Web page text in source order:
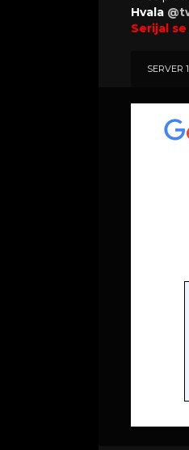
Hvala
Serijal
SERVER 1